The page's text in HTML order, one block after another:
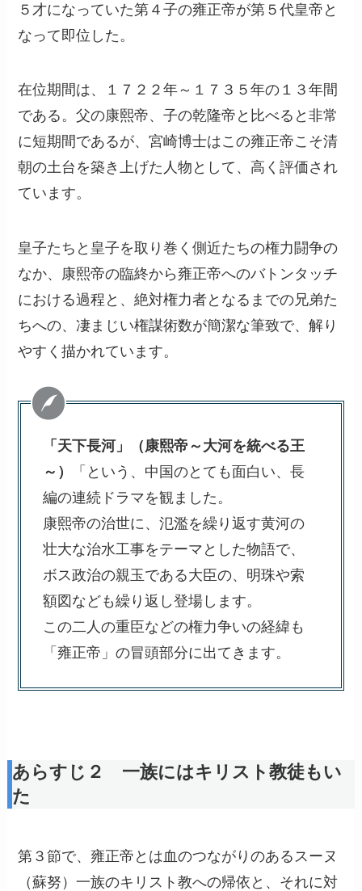
５才になっていた第４子の雍正帝が第５代皇帝と
なって即位した。
在位期間は、１７２２年～１７３５年の１３年間
である。父の康熙帝、子の乾隆帝と比べると非常
に短期間であるが、宮崎博士はこの雍正帝こそ清
朝の土台を築き上げた人物として、高く評価され
ています。
皇子たちと皇子を取り巻く側近たちの権力闘争の
なか、康熙帝の臨終から雍正帝へのバトンタッチ
における過程と、絶対権力者となるまでの兄弟た
ちへの、凄まじい権謀術数が簡潔な筆致で、解り
やすく描かれています。
「天下長河」（康熙帝～大河を統べる王
～）
「という、中国のとても面白い、長
編の連続ドラマを観ました。
康熙帝の治世に、氾濫を繰り返す黄河の
壮大な治水工事をテーマとした物語で、
ボス政治の親玉である大臣の、明珠や索
額図なども繰り返し登場します。
この二人の重臣などの権力争いの経緯も
「雍正帝」の冒頭部分に出てきます。
あらすじ２ 一族にはキリスト教徒もい
た
第３節で、雍正帝とは血のつながりのあるスーヌ
（蘇努）一族のキリスト教への帰依と、それに対